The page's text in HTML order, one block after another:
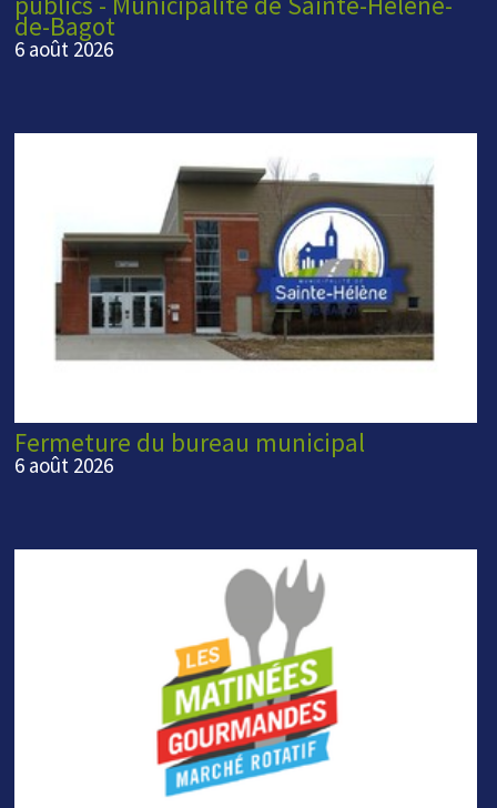
de-Bagot
6 août 2026
Fermeture du bureau municipal
6 août 2026